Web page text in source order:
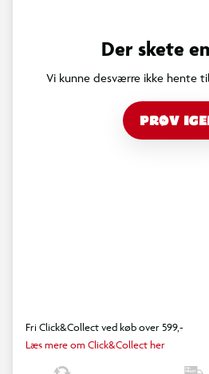
Der skete
Vi kunne desværre ikke hente
PRØV
Fri Click&Collect ved køb over 599,-
Læs mere om Click&Collect her